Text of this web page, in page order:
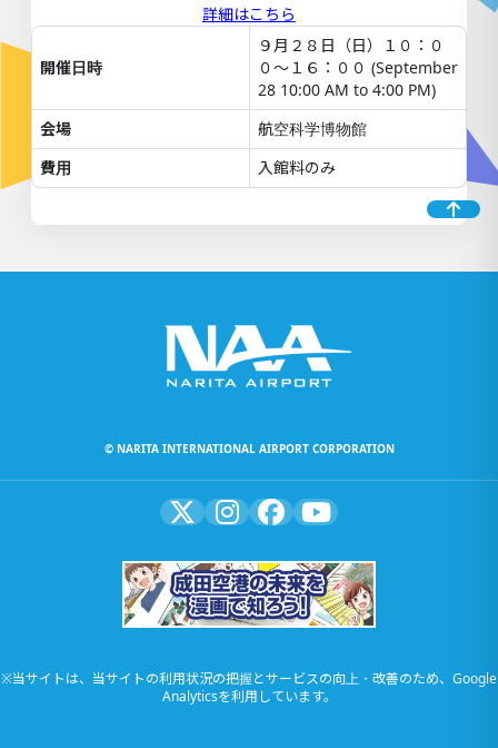
詳細はこちら
開催日時
９月２８日（日）１０：０
０～１６：００ (September
28 10:00 AM to 4:00 PM)
会場
航空科学博物館
費用
入館料のみ
© NARITA INTERNATIONAL AIRPORT CORPORATION
※当サイトは、当サイトの利用状況の把握とサービスの向上・改善のため、Google
Analyticsを利用しています。